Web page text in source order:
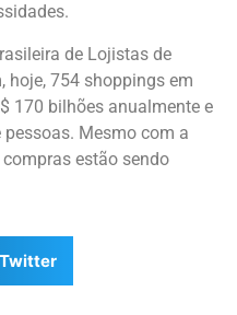
de Lojistas de
hoje, 754 shoppings em
170 bilhões anualmente e
Mesmo com a
estão sendo
Twitter